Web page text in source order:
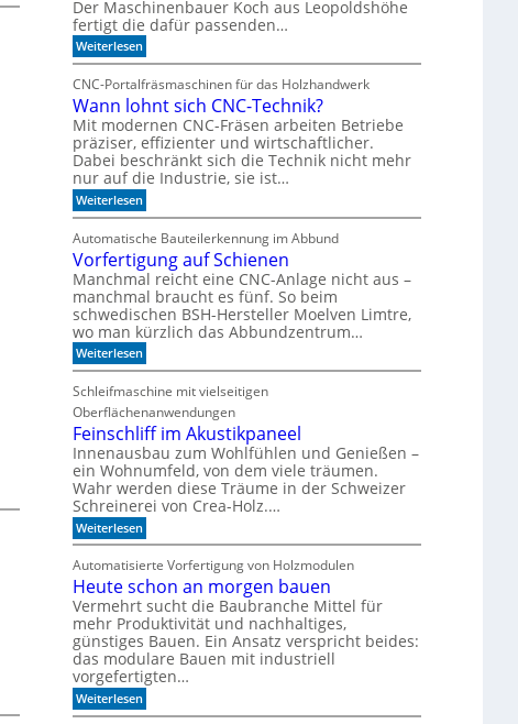
r
Z
e
i
t
g
e
h
e
n
o
r
k
e
z
u
m
B
ü
c
h
e
r
r
e
g
a
l
Der Maschinenbauer Koch aus Leopoldshöhe
fertigt die dafür passenden…
Weiterlesen:
I
m
T
a
k
t
d
e
r
S
e
r
i
e
CNC-Portalfräsmaschinen für das Holzhandwerk
Wann lohnt sich CNC-Technik?
Mit modernen CNC-Fräsen arbeiten Betriebe
präziser, effizienter und wirtschaftlicher.
Dabei beschränkt sich die Technik nicht mehr
nur auf die Industrie, sie ist…
Weiterlesen:
W
n
n
l
o
h
n
t
s
i
c
h
C
N
C
-
T
e
c
h
n
k
?
Automatische Bauteilerkennung im Abbund
Vorfertigung auf Schienen
Manchmal reicht eine CNC-Anlage nicht aus –
manchmal braucht es fünf. So beim
schwedischen BSH-Hersteller Moelven Limtre,
wo man kürzlich das Abbundzentrum…
Weiterlesen:
V
o
r
f
e
r
t
i
g
u
n
g
u
f
S
c
h
i
e
n
e
n
Schleifmaschine mit vielseitigen
Oberflächenanwendungen
Feinschliff im Akustikpaneel
Innenausbau zum Wohlfühlen und Genießen –
ein Wohnumfeld, von dem viele träumen.
Wahr werden diese Träume in der Schweizer
Schreinerei von Crea-Holz.…
Weiterlesen:
F
i
n
s
c
h
l
i
f
f
i
Automatisierte Vorfertigung von Holzmodulen
Heute schon an morgen bauen
Vermehrt sucht die Baubranche Mittel für
mehr Produktivität und nachhaltiges,
günstiges Bauen. Ein Ansatz verspricht beides:
das modulare Bauen mit industriell
vorgefertigten…
Weiterlesen:
H